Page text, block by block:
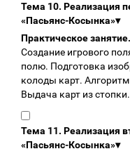
Тема 10. Реализация
«Пасьянс-Косынка»▾
Практическое занятие.
Создание игрового
полю. Подготовка
колоды карт.
Выдача карт из стопки.
Тема 11. Реализация
«Пасьянс-Косынка»▾